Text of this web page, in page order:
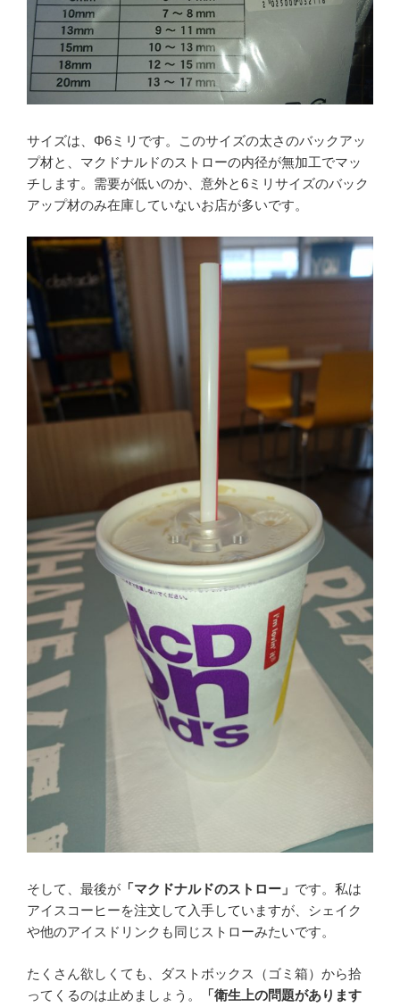
サイズは、Φ6ミリです。このサイズの太さのバックアッ
プ材と、マクドナルドのストローの内径が無加工でマッ
チします。需要が低いのか、意外と6ミリサイズのバック
アップ材のみ在庫していないお店が多いです。
そして、最後が 「マクドナルドのストロー」 です。私は
アイスコーヒーを注文して入手していますが、シェイク
や他のアイスドリンクも同じストローみたいです。
たくさん欲しくても、ダストボックス（ゴミ箱）から拾
ってくるのは止めましょう。
「衛生上の問題があります